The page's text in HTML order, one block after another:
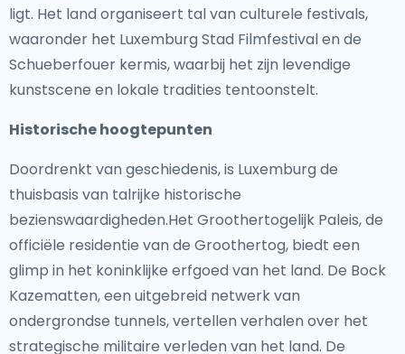
ligt. Het land organiseert tal van culturele festivals,
waaronder het Luxemburg Stad Filmfestival en de
Schueberfouer kermis, waarbij het zijn levendige
kunstscene en lokale tradities tentoonstelt.
Historische hoogtepunten
Doordrenkt van geschiedenis, is Luxemburg de
thuisbasis van talrijke historische
bezienswaardigheden.Het Groothertogelijk Paleis, de
officiële residentie van de Groothertog, biedt een
glimp in het koninklijke erfgoed van het land. De Bock
Kazematten, een uitgebreid netwerk van
ondergrondse tunnels, vertellen verhalen over het
strategische militaire verleden van het land. De